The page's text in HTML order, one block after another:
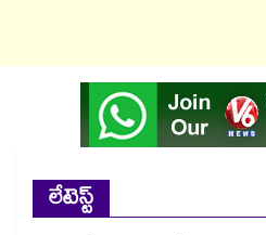
లేటెస్ట్